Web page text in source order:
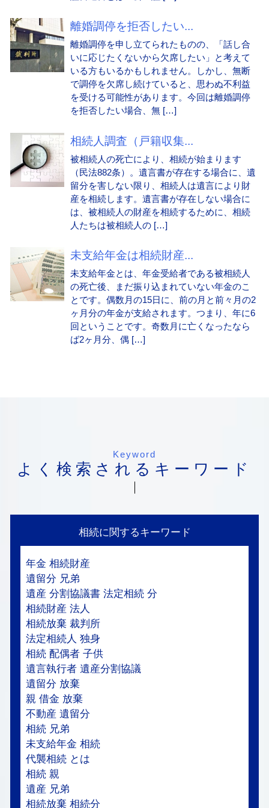
離婚調停を拒否したい...
離婚調停を申し立てられたものの、「話し合
いに応じたくないから欠席したい」と考えて
いる方もいるかもしれません。しかし、無断
で調停を欠席し続けていると、思わぬ不利益
を受ける可能性があります。今回は離婚調停
を拒否したい場合、無 […]
相続人調査（戸籍収集...
被相続人の死亡により、相続が始まります
（民法882条）。遺言書が存在する場合に、遺
留分を害しない限り、相続人は遺言により財
産を相続します。遺言書が存在しない場合に
は、被相続人の財産を相続するために、相続
人たちは被相続人の […]
未支給年金は相続財産...
未支給年金とは、年金受給者である被相続人
の死亡後、まだ振り込まれていない年金のこ
とです。偶数月の15日に、前の月と前々月の2
ヶ月分の年金が支給されます。つまり、年に6
回ということです。奇数月に亡くなったなら
ば2ヶ月分、偶 […]
Keyword
よく検索されるキーワード
相続に関するキーワード
年金 相続財産
遺留分 兄弟
遺産 分割協議書 法定相続 分
相続財産 法人
相続放棄 裁判所
法定相続人 独身
相続 配偶者 子供
遺言執行者 遺産分割協議
遺留分 放棄
親 借金 放棄
不動産 遺留分
相続 兄弟
未支給年金 相続
代襲相続 とは
相続 親
遺産 兄弟
相続放棄 相続分